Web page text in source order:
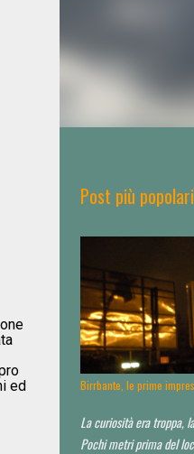
ed
Post più popolari
Birrbante, le prime
La curiosità era troppa,
Pochi metri prima del